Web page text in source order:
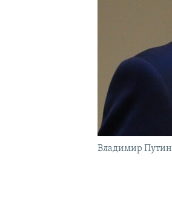
Владимир Путин